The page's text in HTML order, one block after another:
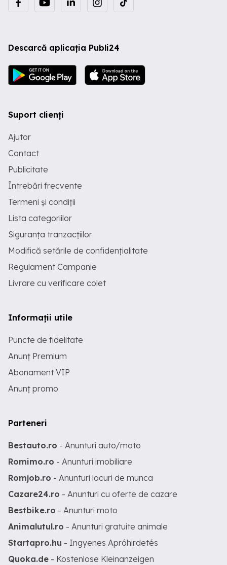
Descarcă aplicația Publi24
Suport clienți
Ajutor
Contact
Publicitate
Întrebări frecvente
Termeni și condiții
Lista categoriilor
Siguranța tranzacțiilor
Modifică setările de confidențialitate
Regulament Campanie
Livrare cu verificare colet
Informații utile
Puncte de fidelitate
Anunț Premium
Abonament VIP
Anunț promo
Parteneri
Bestauto.ro - Anunturi auto/moto
Romimo.ro - Anunturi imobiliare
Romjob.ro - Anunturi locuri de munca
Cazare24.ro - Anunturi cu oferte de cazare
Bestbike.ro - Anunturi moto
Animalutul.ro - Anunturi gratuite animale
Startapro.hu - Ingyenes Apróhirdetés
Quoka.de - Kostenlose Kleinanzeigen